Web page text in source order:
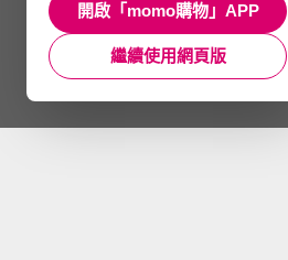
開啟「momo購物」APP
繼續使用網頁版